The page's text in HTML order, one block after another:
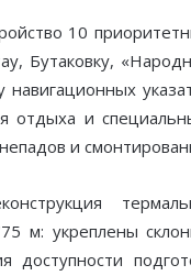
10
Бутаковку,
навигационных
отдыха и
и
м: укреплены
доступности